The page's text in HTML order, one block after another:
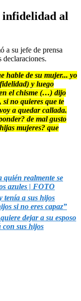
infidelidad al
a su jefe de prensa
declaraciones.
hable de su mujer... yo
y luego
el chisme (…) dijo
no quieres que te
a quedar callada.
de mal gusto
mujeres? que
realmente se
azules | FOTO
tenía a sus hijos
si no eres capaz”
dejar a su esposo
con sus hijos